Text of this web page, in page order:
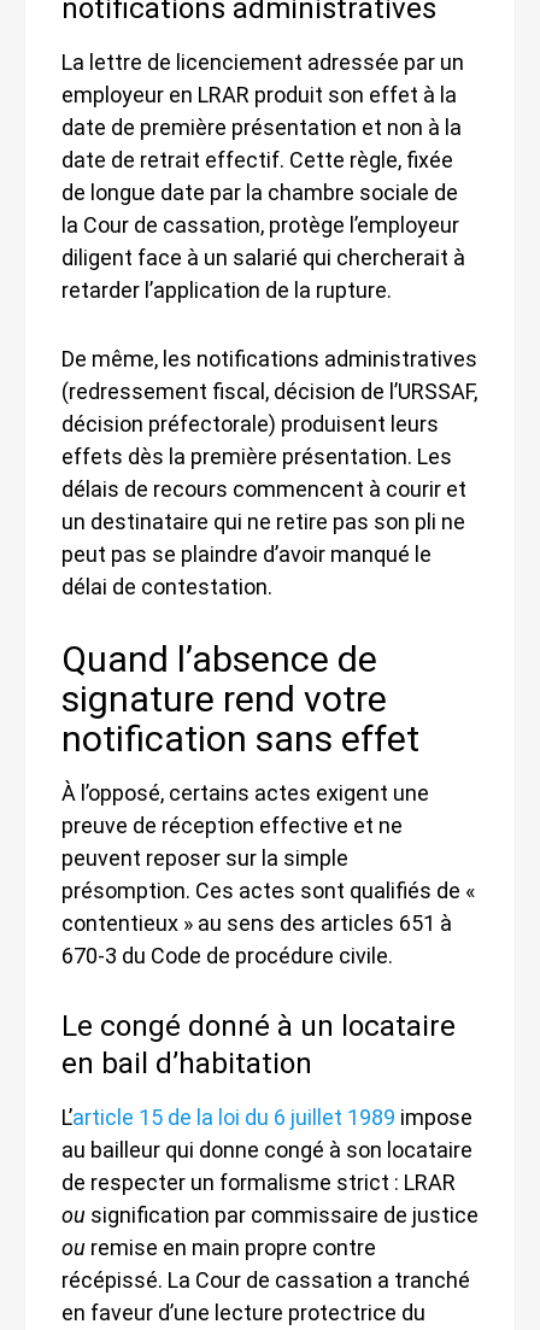
notifications administratives
La lettre de licenciement adressée par un
employeur en LRAR produit son effet à la
date de première présentation et non à la
date de retrait effectif. Cette règle, fixée
de longue date par la chambre sociale de
la Cour de cassation, protège l’employeur
diligent face à un salarié qui chercherait à
retarder l’application de la rupture.
De même, les notifications administratives
(redressement fiscal, décision de l’URSSAF,
décision préfectorale) produisent leurs
effets dès la première présentation. Les
délais de recours commencent à courir et
un destinataire qui ne retire pas son pli ne
peut pas se plaindre d’avoir manqué le
délai de contestation.
Quand l’absence de
signature rend votre
notification sans effet
À l’opposé, certains actes exigent une
preuve de réception effective et ne
peuvent reposer sur la simple
présomption. Ces actes sont qualifiés de «
contentieux » au sens des articles 651 à
670-3 du Code de procédure civile.
Le congé donné à un locataire
en bail d’habitation
L’article 15 de la loi du 6 juillet 1989 impose
au bailleur qui donne congé à son locataire
de respecter un formalisme strict : LRAR
ou signification par commissaire de justice
ou remise en main propre contre
récépissé. La Cour de cassation a tranché
en faveur d’une lecture protectrice du